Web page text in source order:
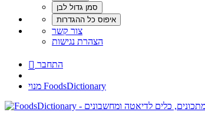
צור קשר
הצהרת נגישות
 התחבר
מנוי FoodsDictionary